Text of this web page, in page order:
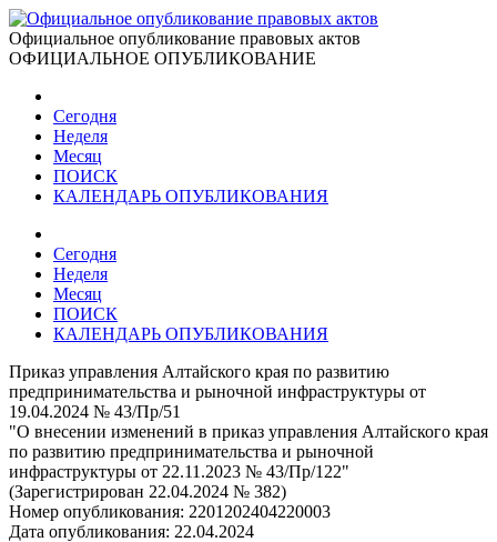
Официальное опубликование правовых актов
ОФИЦИАЛЬНОЕ ОПУБЛИКОВАНИЕ
Сегодня
Неделя
Месяц
ПОИСК
КАЛЕНДАРЬ ОПУБЛИКОВАНИЯ
Сегодня
Неделя
Месяц
ПОИСК
КАЛЕНДАРЬ ОПУБЛИКОВАНИЯ
Приказ управления Алтайского края по развитию
предпринимательства и рыночной инфраструктуры от
19.04.2024 № 43/Пр/51
"О внесении изменений в приказ управления Алтайского края
по развитию предпринимательства и рыночной
инфраструктуры от 22.11.2023 № 43/Пр/122"
(Зарегистрирован 22.04.2024 № 382)
Номер опубликования: 2201202404220003
Дата опубликования: 22.04.2024